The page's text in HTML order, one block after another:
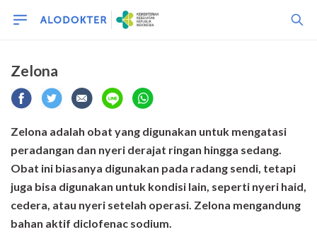
Zelona
Zelona adalah obat yang digunakan untuk mengatasi
peradangan dan nyeri derajat ringan hingga sedang.
Obat ini biasanya digunakan pada radang sendi, tetapi
juga bisa digunakan untuk kondisi lain, seperti nyeri haid,
cedera, atau nyeri setelah operasi. Zelona mengandung
bahan aktif diclofenac sodium.